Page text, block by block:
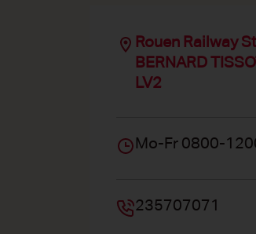
Rouen Railway
BERNARD
LV2
Mo-Fr 0800-
235707071